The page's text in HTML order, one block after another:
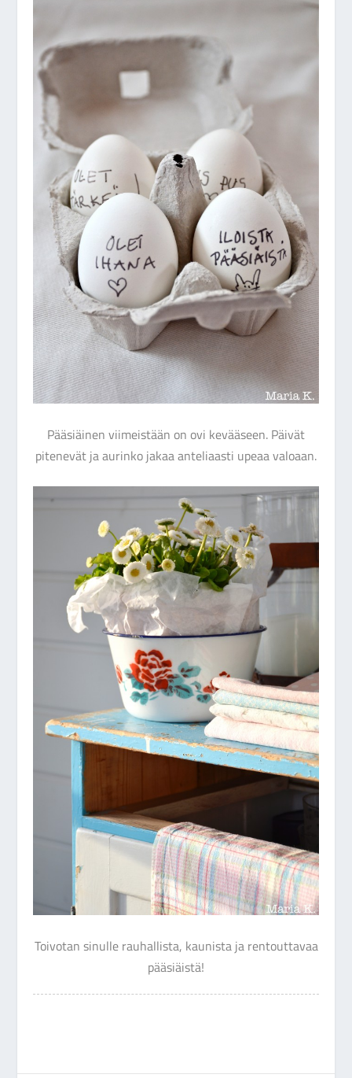
Pääsiäinen viimeistään on ovi kevääseen. Päivät
pitenevät ja aurinko jakaa anteliaasti upeaa valoaan.
Toivotan sinulle rauhallista, kaunista ja rentouttavaa
pääsiäistä!